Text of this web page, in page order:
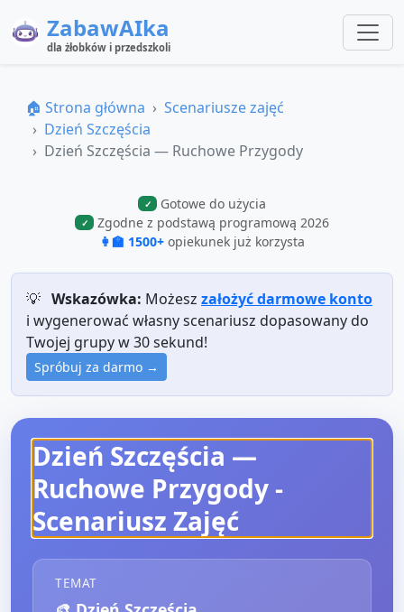
ZabawAIka
dla żłobków i przedszkoli
🏠 Strona główna
Scenariusze zajęć
Dzień Szczęścia
Dzień Szczęścia — Ruchowe Przygody
✓ Gotowe do użycia
✓
Zgodne z podstawą programową 2026
👩‍🏫 1500+ opiekunek już korzysta
💡 Wskazówka: Możesz założyć darmowe konto
i wygenerować własny scenariusz dopasowany do
Twojej grupy w 30 sekund!
Spróbuj za darmo →
Dzień Szczęścia —
Ruchowe Przygody -
Scenariusz Zajęć
TEMAT